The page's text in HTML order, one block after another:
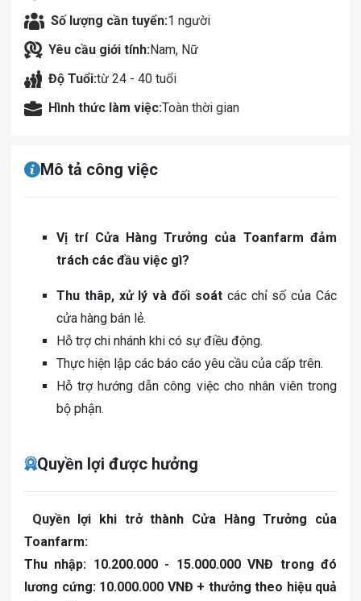
Số lượng cần tuyển:1 người
Yêu cầu giới tính:Nam, Nữ
Độ Tuổi:từ 24 - 40 tuổi
Hình thức làm việc:Toàn thời gian
Mô tả công việc
Vị trí Cửa Hàng Trưởng của Toanfarm đảm
trách các đầu việc gì?
Thu thâp, xử lý và đối soátcác chỉ số của Các
cửa hàng bán lẻ.
Hỗ trợ chi nhánh khi có sự điều động.
Thực hiện lập các báo cáo yêu cầu của cấp trên.
Hỗ trợ hướng dẫn công việc cho nhân viên trong
bộ phận.
Quyền lợi được hưởng
Quyền lợi khi trở thành Cửa Hàng Trưởng của
Toanfarm:
Thu nhập: 10.200.000 - 15.000.000 VNĐ trong đó
lương cứng: 10.000.000 VNĐ + thưởng theo hiệu quả